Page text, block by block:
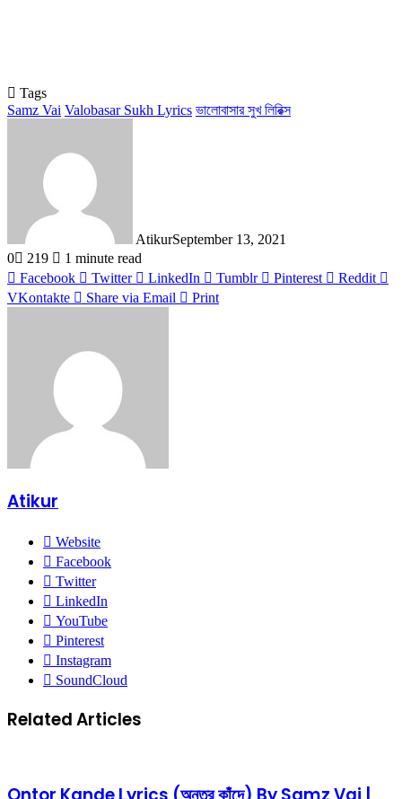
Tags
Samz Vai Valobasar Sukh Lyrics ভালোবাসার সুখ লিরিক্স
AtikurSeptember 13, 2021
0
219
1 minute read
Facebook
Twitter LinkedIn Tumblr Pinterest
Reddit
VKontakte
Share via Email Print
Atikur
Website
Facebook
Twitter
LinkedIn
YouTube
Pinterest
Instagram
SoundCloud
Related Articles